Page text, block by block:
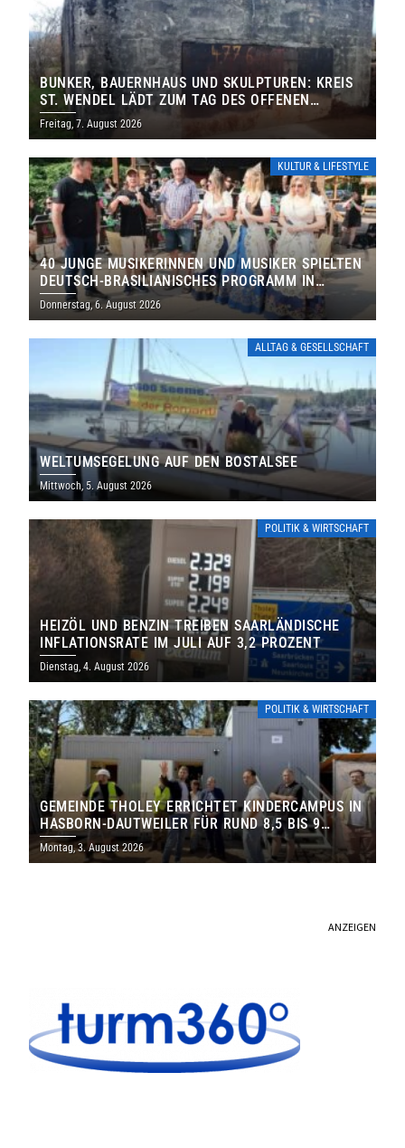
BUNKER, BAUERNHAUS UND SKULPTUREN: KREIS
ST. WENDEL LÄDT ZUM TAG DES OFFENEN
DENKMALS EIN
Freitag, 7. August 2026
KULTUR & LIFESTYLE
40 JUNGE MUSIKERINNEN UND MUSIKER SPIELTEN
DEUTSCH-BRASILIANISCHES PROGRAMM IN
THOLEY
Donnerstag, 6. August 2026
ALLTAG & GESELLSCHAFT
WELTUMSEGELUNG AUF DEN BOSTALSEE
Mittwoch, 5. August 2026
POLITIK & WIRTSCHAFT
HEIZÖL UND BENZIN TREIBEN SAARLÄNDISCHE
INFLATIONSRATE IM JULI AUF 3,2 PROZENT
Dienstag, 4. August 2026
POLITIK & WIRTSCHAFT
GEMEINDE THOLEY ERRICHTET KINDERCAMPUS IN
HASBORN-DAUTWEILER FÜR RUND 8,5 BIS 9
MILLIONEN EURO
Montag, 3. August 2026
ANZEIGEN